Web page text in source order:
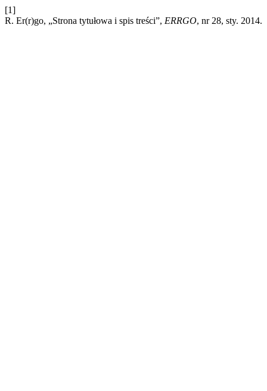
[1]
R. Er(r)go, „Strona tytułowa i spis treści”, ERRGO, nr 28, sty. 2014.